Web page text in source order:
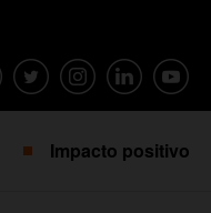
Impacto positivo